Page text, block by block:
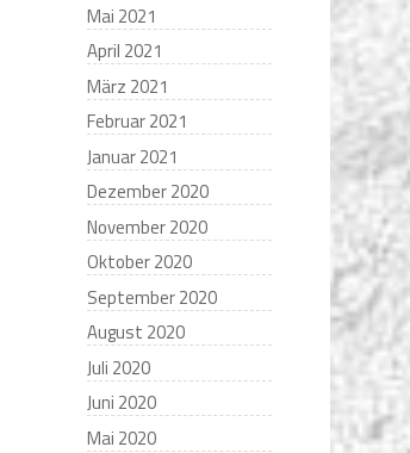
Mai 2021
April 2021
März 2021
Februar 2021
Januar 2021
Dezember 2020
November 2020
Oktober 2020
September 2020
August 2020
Juli 2020
Juni 2020
Mai 2020